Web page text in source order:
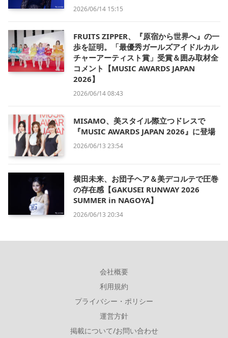
2026/06/14 15:15
FRUITS ZIPPER、『原宿から世界へ』の一
歩を証明。「最優秀ガールズアイドルカル
チャーアーティスト賞」受賞＆囲み取材全
コメント【MUSIC AWARDS JAPAN
2026】
2026/06/14 08:43
MISAMO、美スタイル際立つドレスで
『MUSIC AWARDS JAPAN 2026』に登場
2026/06/13 23:54
横田未来、お団子ヘア＆美デコルテで圧巻
の存在感【GAKUSEI RUNWAY 2026
SUMMER in NAGOYA】
2026/06/13 20:34
会社概要
利用規約
プライバシー・ポリシー
運営方針
掲載について/お問い合わせ